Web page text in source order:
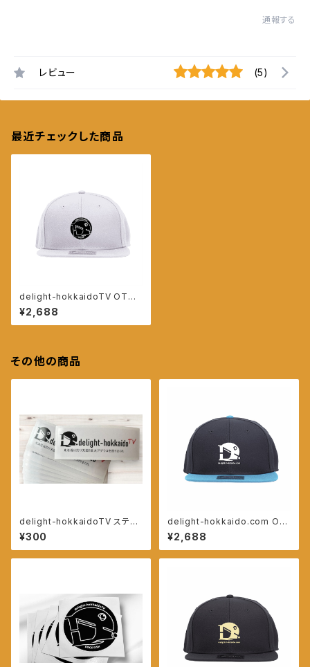
通報する
レビュー (5)
最近チェックした商品
delight-hokkaidoTV OTTO
キャップ【ホワイト】
¥2,688
その他の商品
delight-hokkaidoTV ステッ
カー
¥300
delight-hokkaido.com OT
TOキャップ【ブラック/アクア】
¥2,688